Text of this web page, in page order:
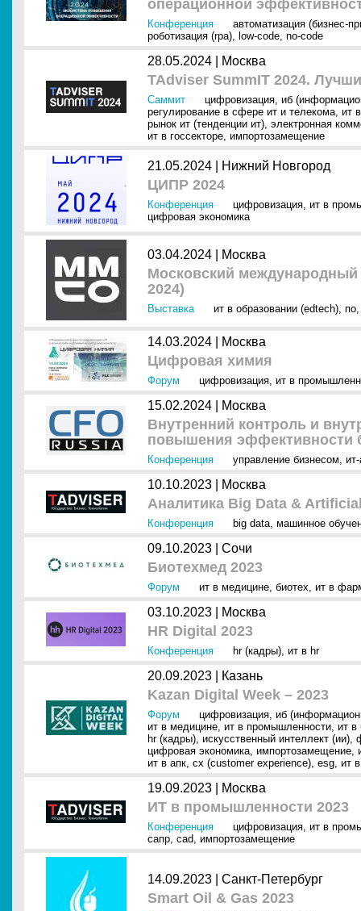
операционной
Конференция
автоматизация (бизнес-
роботизация (rpa), low-code, no-code
28.05.2024 | Москва
TAdviser SummIT 2024.
Саммит цифровизация, иб
регулирование в сфере ит и телекома, ит
рынок ит (тенденции ит), электронная
ит в госсекторе, импортозамещение
21.05.2024 | Нижний Новгород
ЦИПР 2024
Конференция цифровизация, ит в
цифровая экономика
03.04.2024 | Москва
Московский
2024)
Выставка ит в образовании (edtech), по
14.03.2024 | Москва
Цифровая химия
Форум цифровизация, ит в
15.02.2024 | Москва
Внутренний контроль и
повышения эффективности
Конференция управление бизнесом,
10.10.2023 | Москва
Аналитика Big Data &
Конференция big data, машинное
09.10.2023 | Сочи
Биотехмед 2023
Форум ит в медицине, биотех, ит в
03.10.2023 | Москва
HR Digital 2023
Конференция hr (кадры), ит в hr
20.09.2023 | Казань
Kazan Digital Week – 2023
Форум цифровизация, иб
ит в медицине, ит в промышленности, ит в
hr (кадры), искусственный интеллект (ии),
цифровая экономика, импортозамещение,
ит в апк, cx (customer experience), esg, ит
19.09.2023 | Москва
ИТ в промышленности 2023
Конференция цифровизация, ит в
сапр, cad, импортозамещение
14.09.2023 | Санкт-Петербург
Smart Oil & Gas 2023